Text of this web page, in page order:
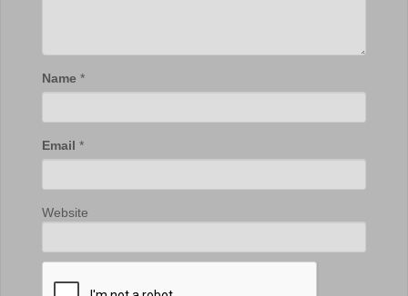
Name *
Email *
Website